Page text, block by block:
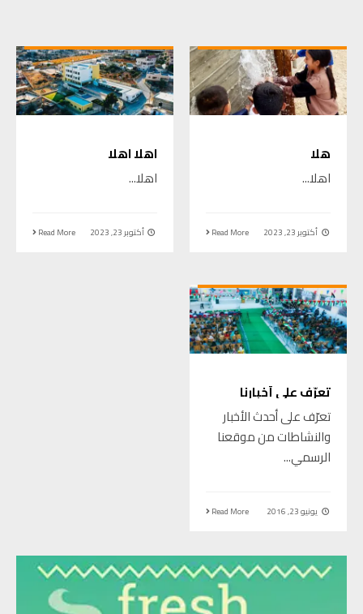
هلا
اهلا...
أكتوبر 23, 2023 Read More
اهلا اهلا
اهلا...
أكتوبر 23, 2023 Read More
تعرّف على أخبارنا
تعرّف على أحدث الأخبار
والنشاطات من موقعنا
الرسمي...
يونيو 23, 2016 Read More